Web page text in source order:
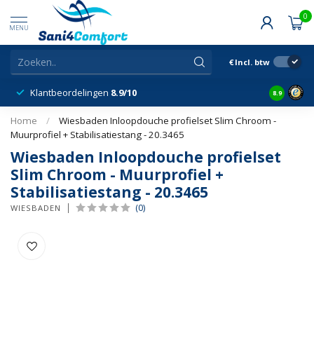
MENU
0
€ Incl. btw
Klantbeordelingen 8.9/10 8.9
Home /
Wiesbaden Inloopdouche profielset Slim Chroom -
Muurprofiel + Stabilisatiestang - 20.3465
Wiesbaden Inloopdouche profielset
Slim Chroom - Muurprofiel +
Stabilisatiestang - 20.3465
WIESBADEN (0)